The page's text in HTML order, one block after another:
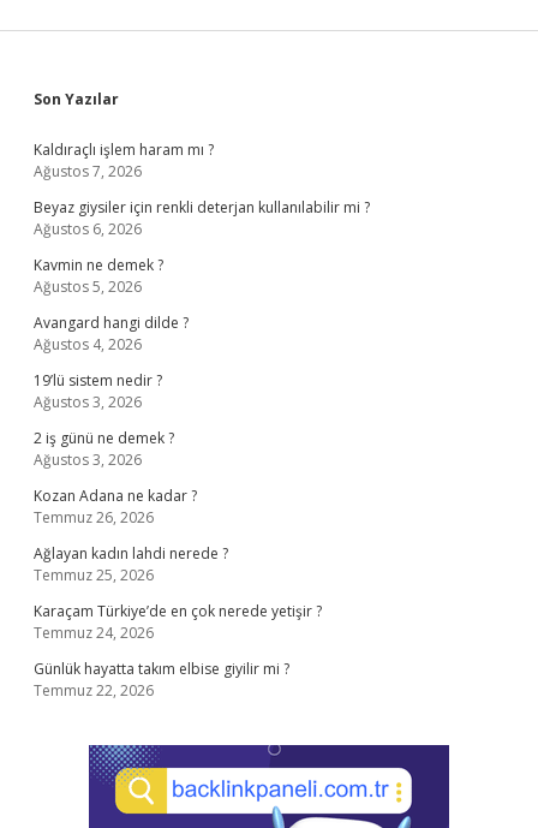
Sidebar
Son Yazılar
Kaldıraçlı işlem haram mı ?
Ağustos 7, 2026
Beyaz giysiler için renkli deterjan kullanılabilir mi ?
Ağustos 6, 2026
Kavmin ne demek ?
Ağustos 5, 2026
Avangard hangi dilde ?
Ağustos 4, 2026
19’lü sistem nedir ?
Ağustos 3, 2026
2 iş günü ne demek ?
Ağustos 3, 2026
Kozan Adana ne kadar ?
Temmuz 26, 2026
Ağlayan kadın lahdi nerede ?
Temmuz 25, 2026
Karaçam Türkiye’de en çok nerede yetişir ?
Temmuz 24, 2026
Günlük hayatta takım elbise giyilir mi ?
Temmuz 22, 2026